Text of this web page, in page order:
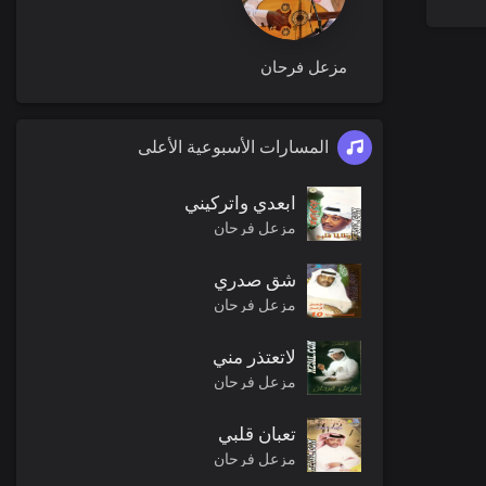
مزعل فرحان
المسارات الأسبوعية الأعلى
ابعدي واتركيني
مزعل فرحان
شق صدري
مزعل فرحان
لاتعتذر مني
مزعل فرحان
تعبان قلبي
مزعل فرحان